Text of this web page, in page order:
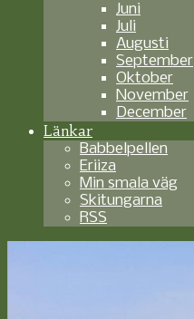
Juni
Juli
Augusti
September
Oktober
November
December
Länkar
Babbelpellen
Eriiza
Min smala väg
Skitungarna
RSS